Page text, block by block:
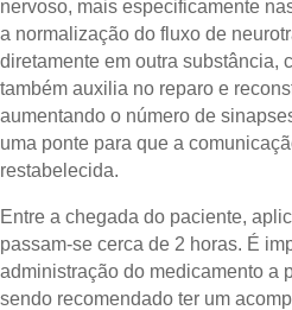
nervoso, mais especificamente
a normalização do fluxo de
diretamente em outra substância,
também auxilia no reparo e
aumentando o número de
uma ponte para que a
restabelecida.
Entre a chegada do paciente,
passam-se cerca de 2 horas. É
administração do medicamento a
sendo recomendado ter um